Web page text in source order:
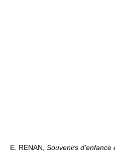
E. RENAN, Souvenirs d'enfance